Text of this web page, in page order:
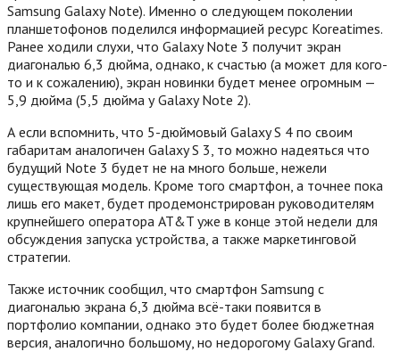
Samsung Galaxy Note). Именно о следующем поколении
планшетофонов поделился информацией ресурс Koreatimes.
Ранее ходили слухи, что Galaxy Note 3 получит экран
диагональю 6,3 дюйма, однако, к счастью (а может для кого-
то и к сожалению), экран новинки будет менее огромным —
5,9 дюйма (5,5 дюйма у Galaxy Note 2).
А если вспомнить, что 5-дюймовый Galaxy S 4 по своим
габаритам аналогичен Galaxy S 3, то можно надеяться что
будущий Note 3 будет не на много больше, нежели
существующая модель. Кроме того смартфон, а точнее пока
лишь его макет, будет продемонстрирован руководителям
крупнейшего оператора AT&T уже в конце этой недели для
обсуждения запуска устройства, а также маркетинговой
стратегии.
Также источник сообщил, что смартфон Samsung с
диагональю экрана 6,3 дюйма всё-таки появится в
портфолио компании, однако это будет более бюджетная
версия, аналогично большому, но недорогому Galaxy Grand.